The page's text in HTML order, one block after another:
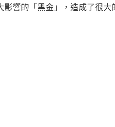
影響的「黑金」，造成了很大